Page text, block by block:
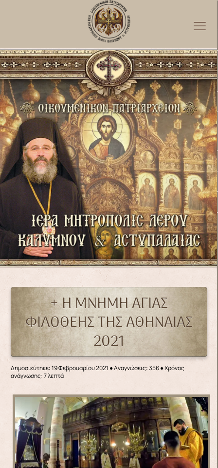
+ Η ΜΝΗΜΗ ΑΓΙΑΣ
ΦΙΛΟΘΕΗΣ ΤΗΣ ΑΘΗΝΑΙΑΣ
2021
Δημοσιεύτηκε: 19 Φεβρουαρίου 2021 ●Αναγνώσεις: 356● Χρόνος
ανάγνωσης: 7 λεπτά